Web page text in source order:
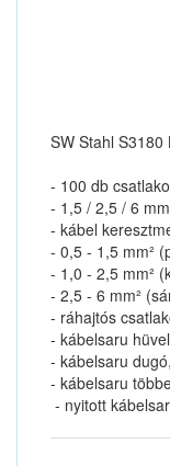
SW Stahl
- 100 db
- 1,5 / 2,5 / 6
- kábel
- 0,5 - 1,5 mm²
- 1,0 - 2,5 mm²
- 2,5 - 6 mm²
- ráhajtós
- kábelsaru
- kábelsaru
- kábelsaru
- nyitott